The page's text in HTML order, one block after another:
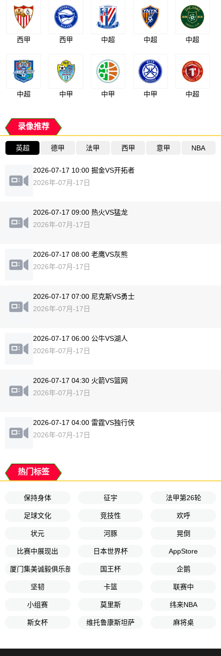
西甲 西甲 中超 中超 中超
中超 中甲 中甲 中甲 中超
录像推荐
英超 德甲 法甲 西甲 意甲 NBA
2026-07-17 10:00 掘金VS开拓者
2026年-07月-17日
2026-07-17 09:00 热火VS猛龙
2026年-07月-17日
2026-07-17 08:00 老鹰VS灰熊
2026年-07月-17日
2026-07-17 07:00 尼克斯VS勇士
2026年-07月-17日
2026-07-17 06:00 公牛VS湖人
2026年-07月-17日
2026-07-17 04:30 火箭VS篮网
2026年-07月-17日
2026-07-17 04:00 雷霆VS独行侠
2026年-07月-17日
热门标签
保持身体 征宇 法甲第26轮
足球文化 竞技性 欢呼
状元 河豚 晃倒
比赛中展现出 日本世界杯 AppStore
厦门集美诚毅俱乐部 国王杯 企鹅
坚韧 卡篮 联赛中
小组赛 莫里斯 纬来NBA
斯女杯 维托鲁康斯坦萨 麻将桌